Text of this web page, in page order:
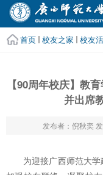
首页 校友之家 校友
【90周年校庆】教
并出席
发布者：倪秋奕
为迎接广西师范大